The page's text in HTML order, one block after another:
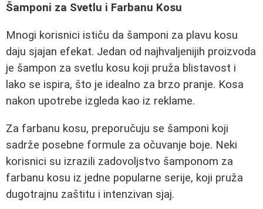
Šamponi za Svetlu i Farbanu Kosu
Mnogi korisnici ističu da šamponi za plavu kosu
daju sjajan efekat. Jedan od najhvaljenijih proizvoda
je šampon za svetlu kosu koji pruža blistavost i
lako se ispira, što je idealno za brzo pranje. Kosa
nakon upotrebe izgleda kao iz reklame.
Za farbanu kosu, preporučuju se šamponi koji
sadrže posebne formule za očuvanje boje. Neki
korisnici su izrazili zadovoljstvo šamponom za
farbanu kosu iz jedne popularne serije, koji pruža
dugotrajnu zaštitu i intenzivan sjaj.